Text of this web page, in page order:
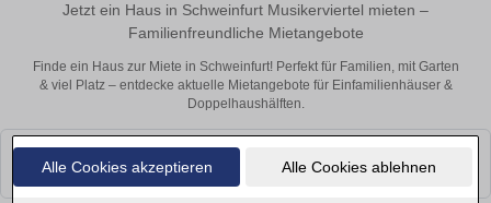
Alle Cookies akzeptieren Alle Cookies ablehnen
Jetzt ein Haus in Schweinfurt Musikerviertel mieten –
Familienfreundliche Mietangebote
Finde ein Haus zur Miete in Schweinfurt! Perfekt für Familien, mit Garten
& viel Platz – entdecke aktuelle Mietangebote für Einfamilienhäuser &
Doppelhaushälften.
Leider konnten wir derzeit keine passenden Objekte finden. Schauen Sie
bald wieder vorbei!